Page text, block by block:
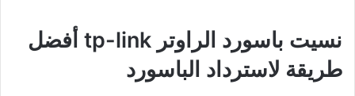
نسيت باسورد الراوتر tp-link أفضل
طريقة لاسترداد الباسورد